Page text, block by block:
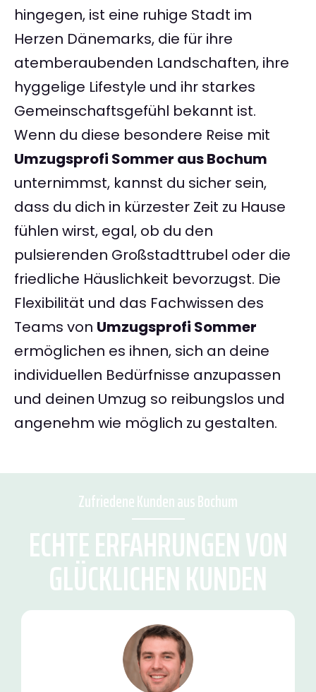
hingegen, ist eine ruhige Stadt im
Herzen Dänemarks, die für ihre
atemberaubenden Landschaften, ihre
hyggelige Lifestyle und ihr starkes
Gemeinschaftsgefühl bekannt ist.
Wenn du diese besondere Reise mit
Umzugsprofi Sommer aus Bochum
unternimmst, kannst du sicher sein,
dass du dich in kürzester Zeit zu Hause
fühlen wirst, egal, ob du den
pulsierenden Großstadttrubel oder die
friedliche Häuslichkeit bevorzugst. Die
Flexibilität und das Fachwissen des
Teams von Umzugsprofi Sommer
ermöglichen es ihnen, sich an deine
individuellen Bedürfnisse anzupassen
und deinen Umzug so reibungslos und
angenehm wie möglich zu gestalten.
Zufriedene Kunden aus Bochum
ECHTE ERFAHRUNGEN VON
GLÜCKLICHEN KUNDEN